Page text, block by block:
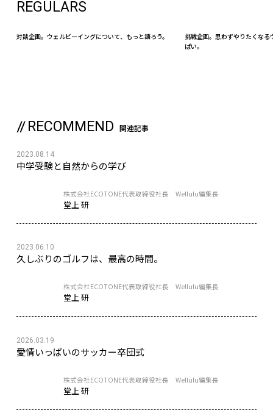
REGULARS
対談企画。ウェルビーイングについて、もっと語ろう。
挑戦企画。思わずやりたくなる
ぱい。
RECOMMEND 関連記事
2023.08.14
中学受験と自然からの学び
株式会社ECOTONE代表取締役社長 Wellulu編集長
堂上 研
2023.06.10
久しぶりのゴルフは、最高の時間。
株式会社ECOTONE代表取締役社長 Wellulu編集長
堂上 研
2026.03.19
愛情いっぱいのサッカー卒団式
株式会社ECOTONE代表取締役社長 Wellulu編集長
堂上 研